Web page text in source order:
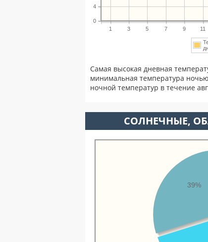
1 3 5 7 9 11
0
4
Самая высокая дневная
минимальная температура
ночной температур в течение
CОЛНЕЧНЫЕ,
39%